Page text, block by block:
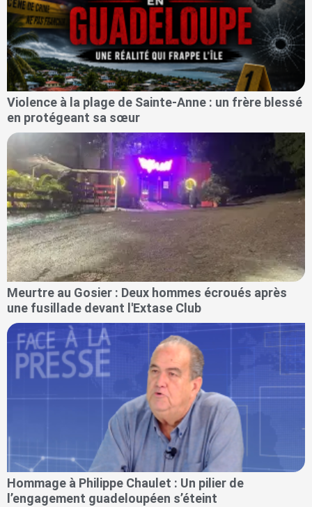
Violence à la plage de Sainte-Anne : un frère blessé
en protégeant sa sœur
Meurtre au Gosier : Deux hommes écroués après
une fusillade devant l'Extase Club
Hommage à Philippe Chaulet : Un pilier de
l’engagement guadeloupéen s’éteint